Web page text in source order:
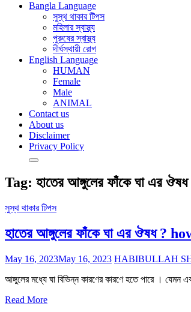
Bangla Language
সুস্থ থাকার টিপস
মহিলার স্বাস্থ্য
পুরুষের স্বাস্থ্য
দীর্ঘস্থায়ী রোগ
English Language
HUMAN
Female
Male
ANIMAL
Contact us
About us
Disclaimer
Privacy Policy
Tag: হাতের আঙ্গুলের ফাঁকে ঘা এর
সুস্থ থাকার টিপস
হাতের আঙ্গুলের ফাঁকে ঘা এর ঔষধ
May 16, 2023May 16, 2023 HABIBULLAH
আঙ্গুলের মধ্যে ঘা বিভিন্ন কারণের কারণে হতে পারে । যেমন
Read More